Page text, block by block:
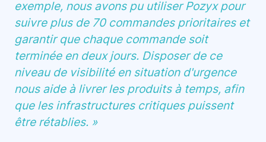
exemple, nous avons pu utiliser Pozyx pour
suivre plus de 70 commandes prioritaires et
garantir que chaque commande soit
terminée en deux jours. Disposer de ce
niveau de visibilité en situation d'urgence
nous aide à livrer les produits à temps, afin
que les infrastructures critiques puissent
être rétablies. »